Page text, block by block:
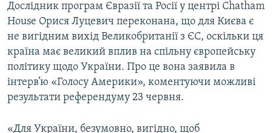
Усі сайти RFE/RL
Дослідник програм Євразії та Росії у центрі Chatham
House Орися Луцевич переконана, що для Києва є
не вигідним вихід Великобританії з ЄС, оскільки ця
країна має великий вплив на спільну європейську
політику щодо України. Про це вона заявила в
інтерв’ю «Голосу Америки», коментуючи можливі
результати референдуму 23 червня.
«Для України, безумовно, вигідно, щоб